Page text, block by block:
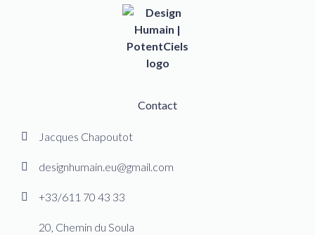
Contact
Jacques Chapoutot
designhumain.eu@gmail.com
+33/611 70 43 33
20, Chemin du Soula